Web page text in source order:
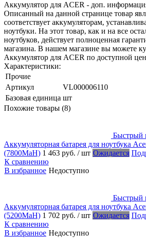
Аккумулятор для ACER - доп.
Описанный на данной странице товар
соответствует аккумуляторам,
ноутбуки. На этот товар, как и на все
ноутбуков, действует полноценная
магазина. В нашем магазине вы можете
Аккумулятор для ACER по доступной
Характеристики:
Прочие
Артикул
VL000006110
Базовая единица шт
Похожие товары (8)
Быстрый
Аккумуляторная батарея для ноутбука
(7800MaH) 1 463 руб. / шт Ожидается
К сравнению
В избранное Недоступно
Быстрый
Аккумуляторная батарея для ноутбука
(5200MaH) 1 702 руб. / шт Ожидается
К сравнению
В избранное Недоступно